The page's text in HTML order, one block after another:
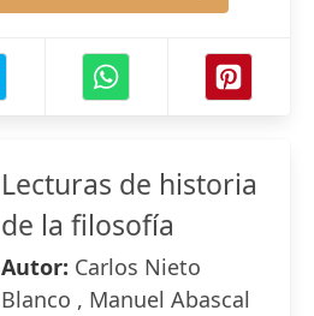
Lecturas de historia
de la filosofía
Autor: Carlos Nieto
Blanco , Manuel Abascal